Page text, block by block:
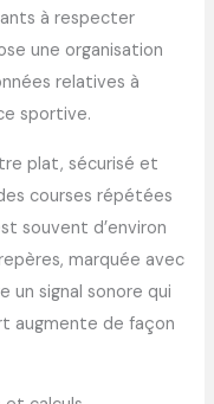
à respecter
une organisation
relatives à
sportive.
plat, sécurisé et
courses répétées
souvent d’environ
marquée avec
un signal sonore qui
augmente de façon